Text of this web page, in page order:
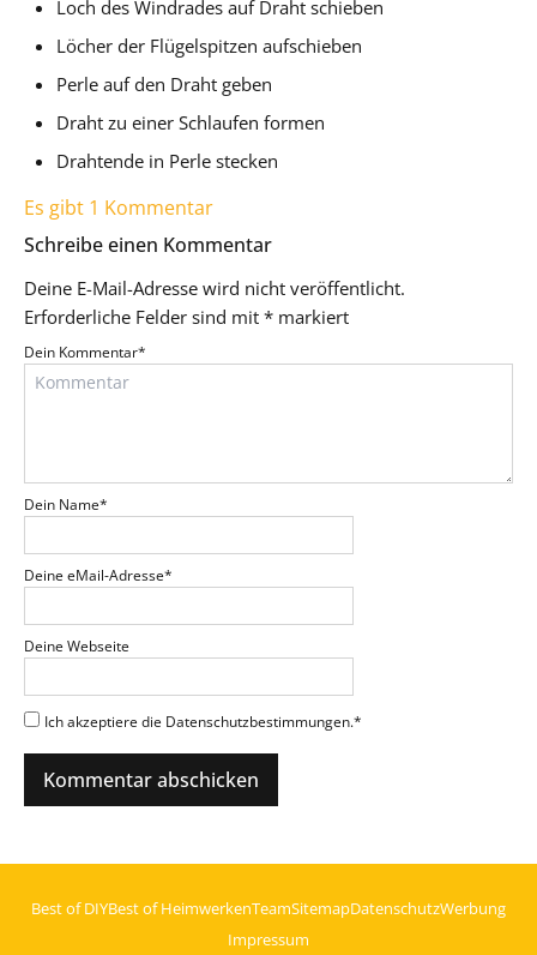
Loch des Windrades auf Draht schieben
Löcher der Flügelspitzen aufschieben
Perle auf den Draht geben
Draht zu einer Schlaufen formen
Drahtende in Perle stecken
Es gibt 1 Kommentar
Schreibe einen Kommentar
Deine E-Mail-Adresse wird nicht veröffentlicht.
Erforderliche Felder sind mit * markiert
Dein Kommentar*
Dein Name*
Deine eMail-Adresse*
Deine Webseite
Ich akzeptiere die Datenschutzbestimmungen.*
Best of DIYBest of HeimwerkenTeamSitemapDatenschutzWerbung
Impressum